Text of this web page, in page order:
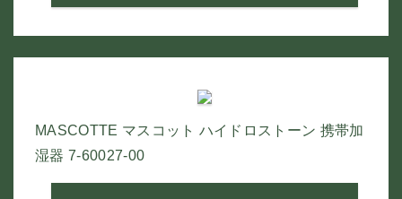
MASCOTTE マスコット ハイドロストーン 携帯加
湿器 7-60027-00